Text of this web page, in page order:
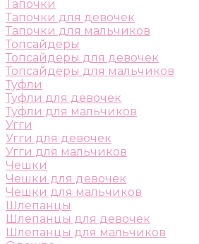
Тапочки
Тапочки для девочек
Тапочки для мальчиков
Топсайдеры
Топсайдеры для девочек
Топсайдеры для мальчиков
Туфли
Туфли для девочек
Туфли для мальчиков
Угги
Угги для девочек
Угги для мальчиков
Чешки
Чешки для девочек
Чешки для мальчиков
Шлепанцы
Шлепанцы для девочек
Шлепанцы для мальчиков